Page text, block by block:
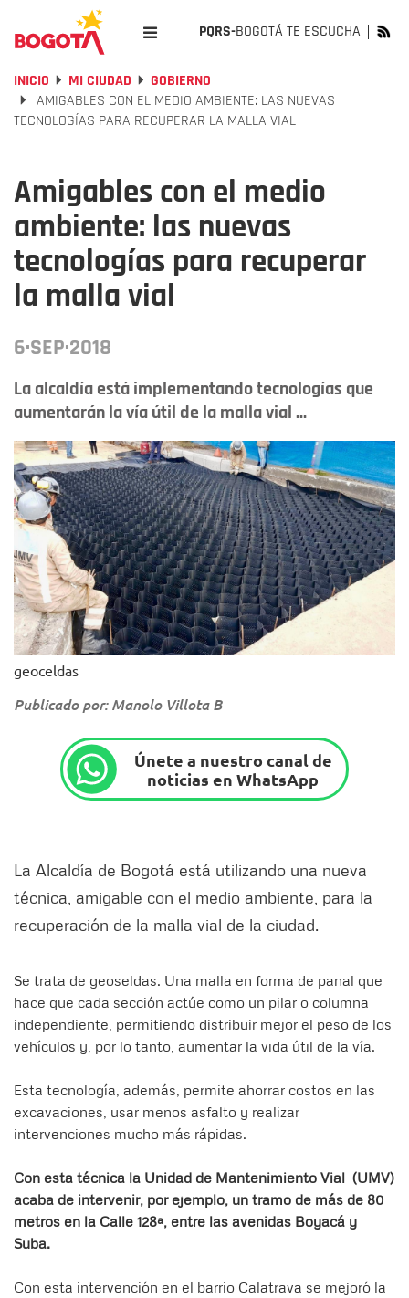
PQRS-BOGOTÁ TE ESCUCHA
INICIO MI CIUDAD
GOBIERNO
AMIGABLES CON EL MEDIO AMBIENTE: LAS NUEVAS
TECNOLOGÍAS PARA RECUPERAR LA MALLA VIAL
Amigables con el medio
ambiente: las nuevas
tecnologías para recuperar
la malla vial
6·SEP·2018
La alcaldía está implementando tecnologías que
aumentarán la vía útil de la malla vial ...
geoceldas
Publicado por: Manolo Villota B
Únete a nuestro canal de
noticias en WhatsApp
La Alcaldía de Bogotá está utilizando una nueva
técnica, amigable con el medio ambiente, para la
recuperación de la malla vial de la ciudad.
Se trata de geoseldas. Una malla en forma de panal que
hace que cada sección actúe como un pilar o columna
independiente, permitiendo distribuir mejor el peso de los
vehículos y, por lo tanto, aumentar la vida útil de la vía.
Esta tecnología, además, permite ahorrar costos en las
excavaciones, usar menos asfalto y realizar
intervenciones mucho más rápidas.
Con esta técnica la Unidad de Mantenimiento Vial (UMV)
acaba de intervenir, por ejemplo, un tramo de más de 80
metros en la Calle 128ª, entre las avenidas Boyacá y
Suba.
Con esta intervención en el barrio Calatrava se mejoró la